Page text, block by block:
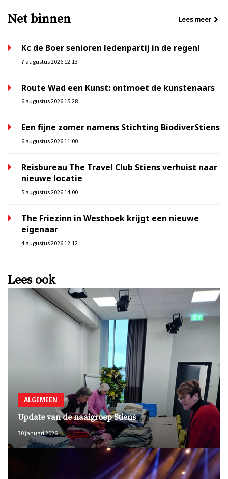
Net binnen Lees meer
Kc de Boer senioren ledenpartij in de regen!
7 augustus 2026 12:13
Route Wad een Kunst: ontmoet de kunstenaars
6 augustus 2026 15:28
Een fijne zomer namens Stichting BiodiverStiens
6 augustus 2026 11:00
Reisbureau The Travel Club Stiens verhuist naar
nieuwe locatie
5 augustus 2026 14:00
The Friezinn in Westhoek krijgt een nieuwe
eigenaar
4 augustus 2026 12:12
Lees ook
ALGEMEEN
Update van de naaigroep Stiens
30 januari 2026